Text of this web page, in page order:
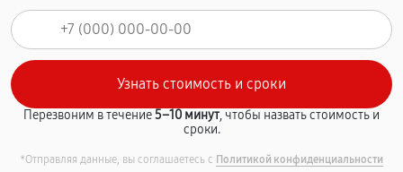
Перезвоним в течение5–10 минут, чтобы назвать стоимость и
сроки.
*Отправляя данные, вы соглашаетесь с Политикой конфиденциальности